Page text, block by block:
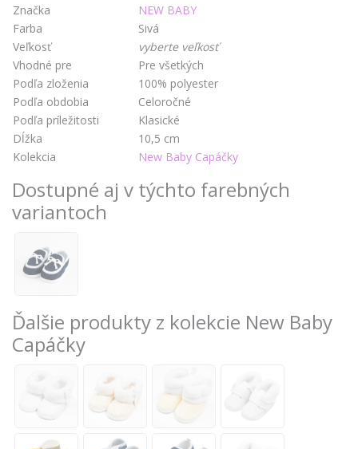
Značka
NEW BABY
Farba
Sivá
Veľkosť
vyberte veľkosť
Vhodné pre
Pre všetkých
Podľa zloženia
100% polyester
Podľa obdobia
Celoročné
Podľa príležitosti
Klasické
Dĺžka
10,5 cm
Kolekcia
New Baby Capáčky
Dostupné aj v týchto farebných
variantoch
Ďalšie produkty z kolekcie New Baby
Capáčky